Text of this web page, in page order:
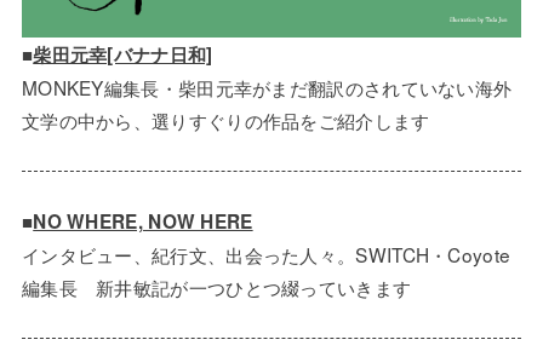
■柴田元幸[バナナ日和]
MONKEY編集長・柴田元幸がまだ翻訳のされていない海外
文学の中から、選りすぐりの作品をご紹介します
■NO WHERE, NOW HERE
インタビュー、紀行文、出会った人々。SWITCH・Coyote
編集長 新井敏記が一つひとつ綴っていきます